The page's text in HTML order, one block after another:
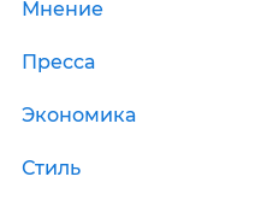
Мнение
Пресса
Экономика
Стиль